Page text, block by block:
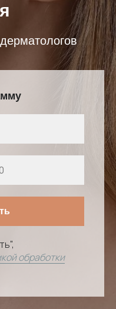
обработки